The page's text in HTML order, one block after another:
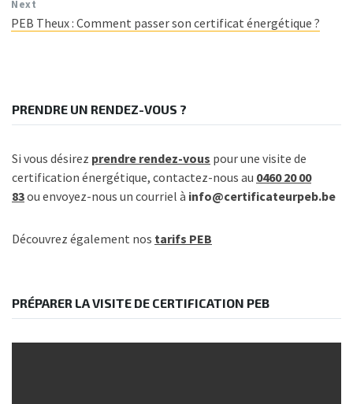
Next
PEB Theux : Comment passer son certificat énergétique ?
PRENDRE UN RENDEZ-VOUS ?
Si vous désirez prendre rendez-vous pour une visite de
certification énergétique, contactez-nous au 0460 20 00
83ou envoyez-nous un courriel à info@certificateurpeb.be
Découvrez également nos tarifs PEB
PRÉPARER LA VISITE DE CERTIFICATION PEB